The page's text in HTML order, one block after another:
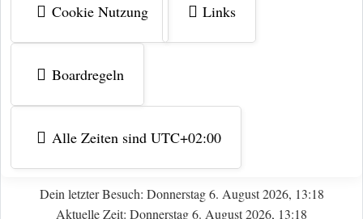
Cookie Nutzung Links
Boardregeln
Alle Zeiten sind UTC+02:00
Dein letzter Besuch: Donnerstag 6. August 2026, 13:18
Aktuelle Zeit: Donnerstag 6. August 2026, 13:18